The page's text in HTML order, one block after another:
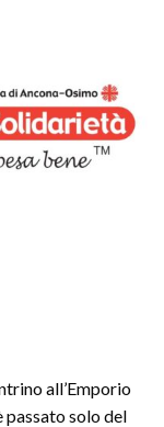
all’Emporio
passato solo del